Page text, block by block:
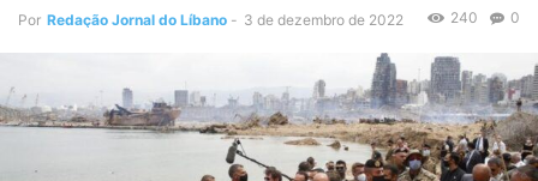
Por Redação Jornal do Líbano - 3 de dezembro de 2022 0
240